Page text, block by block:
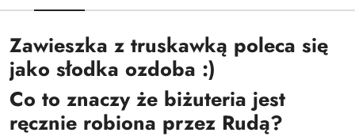
Zawieszka z truskawką poleca się
jako słodka ozdoba :)
Co to znaczy że biżuteria jest
ręcznie robiona przez Rudą?